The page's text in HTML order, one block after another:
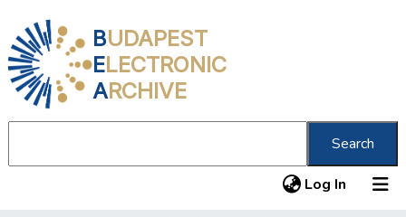
BUDAPEST
ELECTRONIC
ARCHIVE
Search
Log In (current)